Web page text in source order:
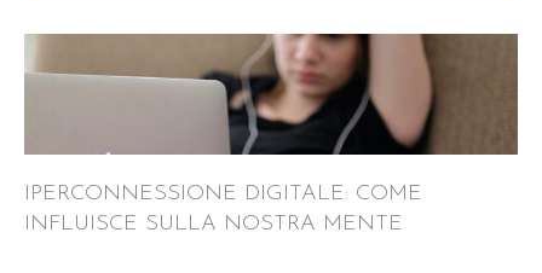
IPERCONNESSIONE DIGITALE: COME
INFLUISCE SULLA NOSTRA MENTE